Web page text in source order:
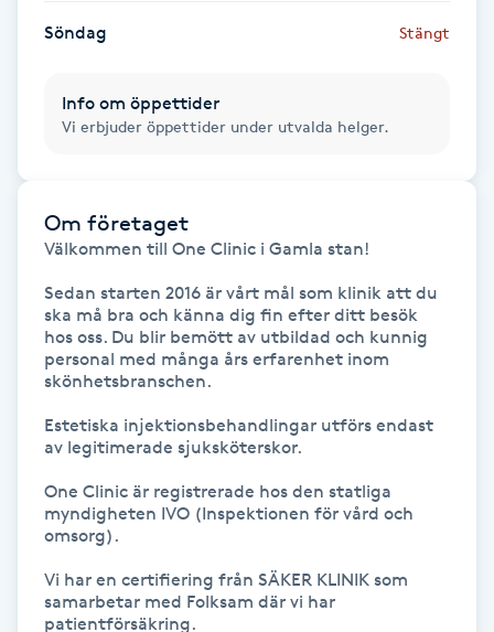
Taktil massage
Tandblekning
Tandläkare
Terapi
Thaimassage
Söndag Stängt
Info om öppettider
Vi erbjuder öppettider under utvalda helger.
Om företaget
Välkommen till One Clinic i Gamla stan!
Sedan starten 2016 är vårt mål som klinik att du
ska må bra och känna dig fin efter ditt besök
hos oss. Du blir bemött av utbildad och kunnig
personal med många års erfarenhet inom
skönhetsbranschen.
Estetiska injektionsbehandlingar utförs endast
av legitimerade sjuksköterskor.
One Clinic är registrerade hos den statliga
myndigheten IVO (Inspektionen för vård och
omsorg).
Vi har en certifiering från SÄKER KLINIK som
samarbetar med Folksam där vi har
patientförsäkring.